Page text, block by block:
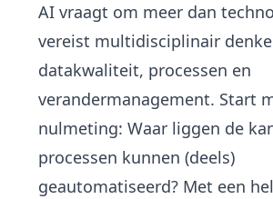
AI vraagt om meer dan
vereist multidisciplinair
datakwaliteit, processen en
verandermanagement. Start
nulmeting: Waar liggen de
processen kunnen (deels)
geautomatiseerd? Met een